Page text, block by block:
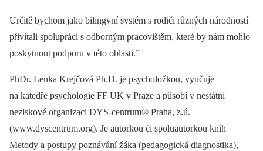
Určitě bychom jako bilingvní systém s rodiči různých národností
přivítali spolupráci s odborným pracovištěm, které by nám mohlo
poskytnout podporu v této oblasti.”
PhDr. Lenka Krejčová Ph.D. je psycholožkou, vyučuje
na katedře psychologie FF UK v Praze a působí v nestátní
neziskové organizaci DYS-centrum® Praha, z.ú.
(www.dyscentrum.org). Je autorkou či spoluautorkou knih
Metody a postupy poznávání žáka (pedagogická diagnostika),